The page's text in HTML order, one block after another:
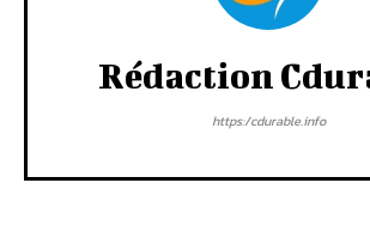
Rédaction
https:/cdurable.info